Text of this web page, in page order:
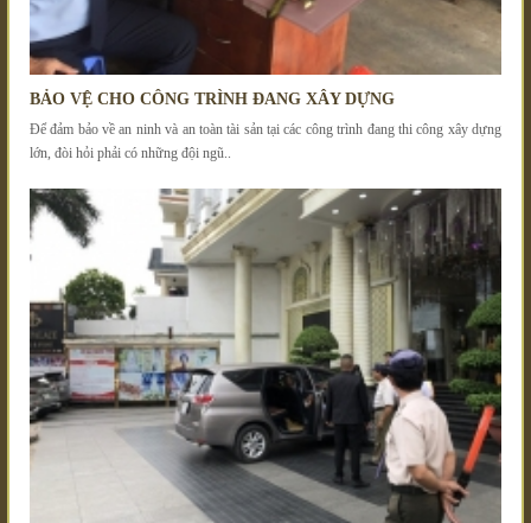
BẢO VỆ CHO CÔNG TRÌNH ĐANG XÂY DỰNG
Để đảm bảo về an ninh và an toàn tài sản tại các công trình đang thi công xây dựng
lớn, đòi hỏi phải có những đội ngũ..